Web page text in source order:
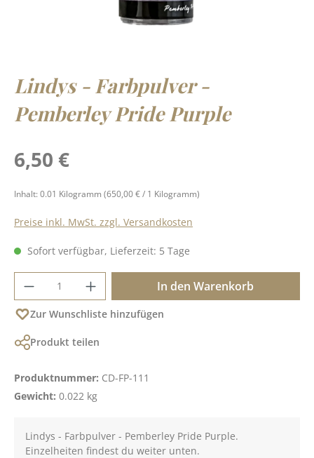
Lindys - Farbpulver -
Pemberley Pride Purple
Regulärer Preis:
6,50 €
Inhalt: 0.01 Kilogramm (650,00 € / 1 Kilogramm)
Preise inkl. MwSt. zzgl. Versandkosten
Sofort verfügbar, Lieferzeit: 5 Tage
Produkt Anzahl: Gib den gewünschten
In den Warenkorb
Zur Wunschliste hinzufügen
Produkt teilen
Produktnummer: CD-FP-111
Gewicht: 0.022 kg
Lindys - Farbpulver - Pemberley Pride Purple.
Einzelheiten findest du weiter unten.